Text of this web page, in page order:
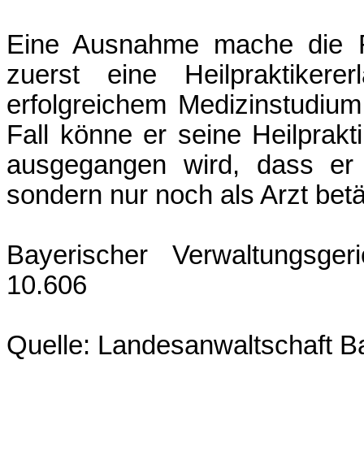
Eine Ausnahme mache die
zuerst eine
erfolgreichem
Fall könne er seine
ausgegangen wird, dass
sondern nur noch als Arzt
Bayerischer
10.606
Quelle: Landesanwaltschaft